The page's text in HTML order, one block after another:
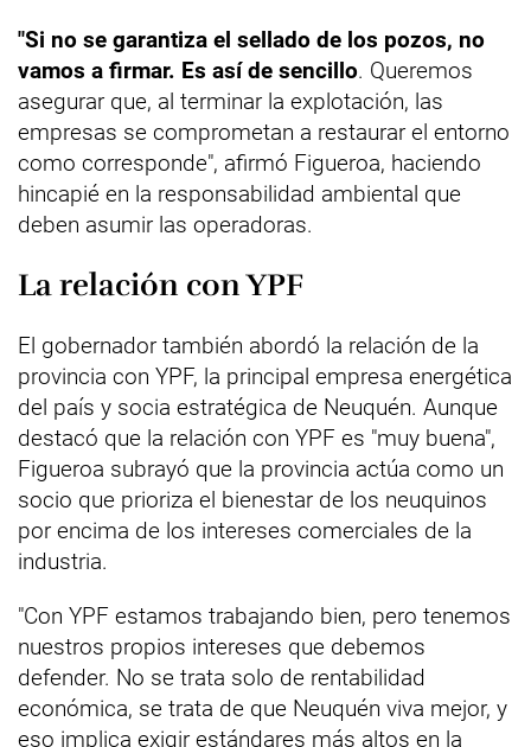
"Si no se garantiza el sellado de los pozos, no
vamos a firmar. Es así de sencillo. Queremos
asegurar que, al terminar la explotación, las
empresas se comprometan a restaurar el entorno
como corresponde", afirmó Figueroa, haciendo
hincapié en la responsabilidad ambiental que
deben asumir las operadoras.
La relación con YPF
El gobernador también abordó la relación de la
provincia con YPF, la principal empresa energética
del país y socia estratégica de Neuquén. Aunque
destacó que la relación con YPF es "muy buena",
Figueroa subrayó que la provincia actúa como un
socio que prioriza el bienestar de los neuquinos
por encima de los intereses comerciales de la
industria.
"Con YPF estamos trabajando bien, pero tenemos
nuestros propios intereses que debemos
defender. No se trata solo de rentabilidad
económica, se trata de que Neuquén viva mejor, y
eso implica exigir estándares más altos en la